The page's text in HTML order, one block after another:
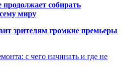
собирать
миру
зрителям громкие премьеры
с чего начинать и где не